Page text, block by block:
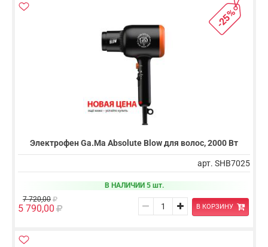
-25%
Электрофен Ga.Ma Absolute Blow для волос, 2000 Вт
арт. SHB7025
В НАЛИЧИИ 5 шт.
7 720,00
5 790,00 В КОРЗИНУ